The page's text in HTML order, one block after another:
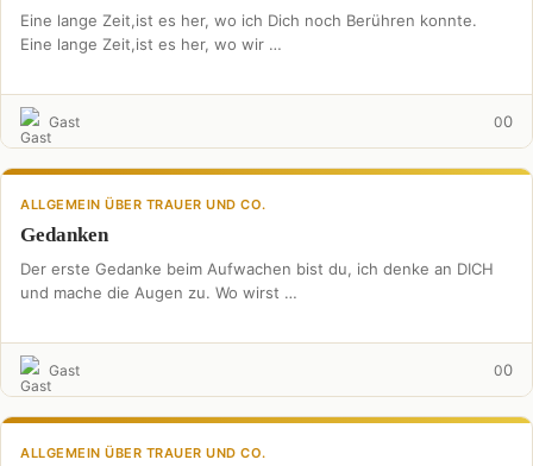
Eine lange Zeit,ist es her, wo ich Dich noch Berühren konnte.
Eine lange Zeit,ist es her, wo wir …
Gast 00
ALLGEMEIN ÜBER TRAUER UND CO.
Gedanken
Der erste Gedanke beim Aufwachen bist du, ich denke an DICH
und mache die Augen zu. Wo wirst …
Gast 00
ALLGEMEIN ÜBER TRAUER UND CO.